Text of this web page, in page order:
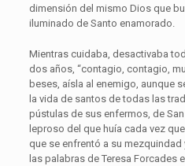
dimensión del mismo Dios que
iluminado de Santo enamorado.
Mientras cuidaba, desactivaba
dos años, “contagio, contagio,
beses, aísla al enemigo, aunque
la vida de santos de todas las
pústulas de sus enfermos, de
leproso del que huía cada vez
que se enfrentó a su
las palabras de Teresa Forcades